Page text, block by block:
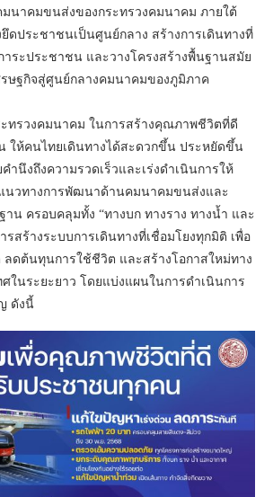
นาคมขนส่งของกระทรวงคมนาคม ภายใต้
ดประชาชนเป็นศูนย์กลาง สร้างการเดินทางที่
ระประชาชน และวางโครงสร้างพื้นฐานสมัย
รษฐกิจสู่ศูนย์กลางคมนาคมของภูมิภาค
ทรวงคมนาคม ในการสร้างคุณภาพชีวิตที่ดี
ให้คนไทยเดินทางได้สะดวกขึ้น ประหยัดขึ้น
นึงถึงความรวดเร็วและเร่งดำเนินการให้
แนวทางการพัฒนาด้านคมนาคมขนส่งและ
น ครอบคลุมทั้ง “ทางบก ทางราง ทางน้ำ และ
รสร้างระบบการเดินทางที่เชื่อมโยงทุกมิติ เพื่อ
ดต้นทุนการใช้ชีวิต และสร้างโอกาสใหม่ทาง
ศในระยะยาว โดยแบ่งแผนในการดำเนินการ
ดังนี้